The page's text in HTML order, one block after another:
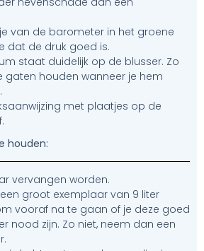
van de barometer in het groene
dat de druk goed is.
staat duidelijk op de blusser. Zo
gaten houden wanneer je hem
met plaatjes op de
houden:
vervangen worden.
groot exemplaar van 9 liter
vooraf na te gaan of je deze goed
nood zijn. Zo niet, neem dan een